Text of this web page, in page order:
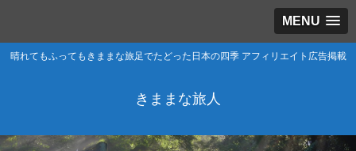
MENU
晴れてもふってもきままな旅足でたどった日本の四季 アフィリエイト広告掲載
きままな旅人